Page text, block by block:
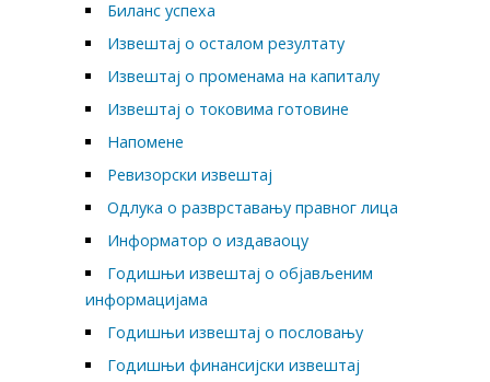
Биланс успеха
Извештај о осталом резултату
Извештај о променама на капиталу
Извештај о токовима готовине
Напомене
Ревизорски извештај
Одлука о разврставању правног лица
Информатор о издаваоцу
Годишњи извештај о објављеним
информацијама
Годишњи извештај о пословању
Годишњи финансијски извештај